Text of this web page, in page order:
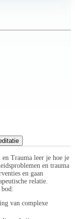
Trauma leer je hoe je
en trauma
en gaan
relatie.
van complexe